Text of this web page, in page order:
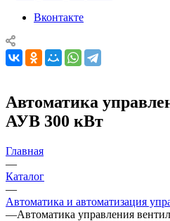
Вконтакте
Автоматика
АУВ 300 кВт
Главная
—
Каталог
—
Автоматика и автоматизация
—Автоматика управления